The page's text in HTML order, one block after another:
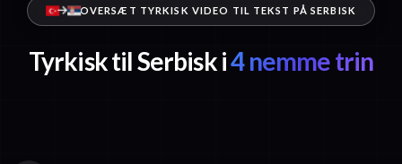
OVERSÆT TYRKISK VIDEO TIL TEKST PÅ SERBISK
Tyrkisk til Serbisk i4 nemme trin